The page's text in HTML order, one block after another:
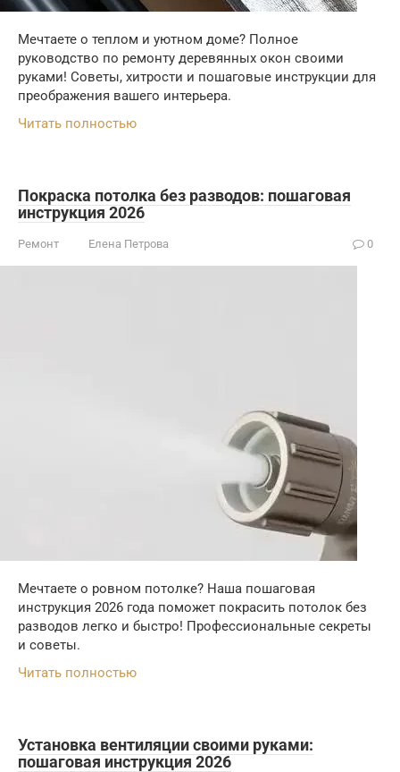
Мечтаете о теплом и уютном доме? Полное
руководство по ремонту деревянных окон своими
руками! Советы, хитрости и пошаговые инструкции для
преображения вашего интерьера.
Читать полностью
Покраска потолка без разводов: пошаговая
инструкция 2026
Ремонт Елена Петрова 0
Мечтаете о ровном потолке? Наша пошаговая
инструкция 2026 года поможет покрасить потолок без
разводов легко и быстро! Профессиональные секреты
и советы.
Читать полностью
Установка вентиляции своими руками:
пошаговая инструкция 2026